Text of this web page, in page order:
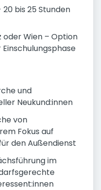
20 bis 25 Stunden
Wien – Option
und
Neukund:innen
von
Fokus auf
den Außendienst
im